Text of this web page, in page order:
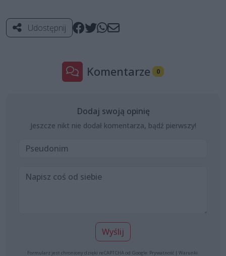
Udostępnij
Komentarze 0
Dodaj swoją opinię
Jeszcze nikt nie dodał komentarza, bądź pierwszy!
Wyślij
Formularz jest chroniony dzięki reCAPTCHA od Google: Prywatność | Warunki